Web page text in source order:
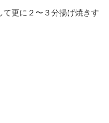
更に２〜３分揚げ焼きす